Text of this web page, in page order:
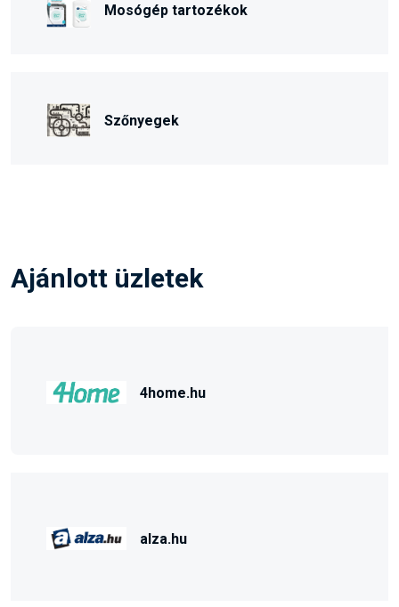
Mosógép tartozékok
Szőnyegek
Ajánlott üzletek
4home.hu
alza.hu